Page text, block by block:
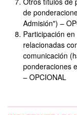
de
Admisión") –
Participación
relacionadas
comunicación
ponderaciones
– OPCIONAL